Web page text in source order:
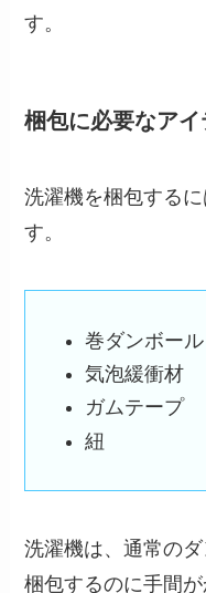
す。
梱包に必要なア
洗濯機を梱包する
す。
巻ダンボール
気泡緩衝材
ガムテープ
紐
洗濯機は、通常の
梱包するのに手間